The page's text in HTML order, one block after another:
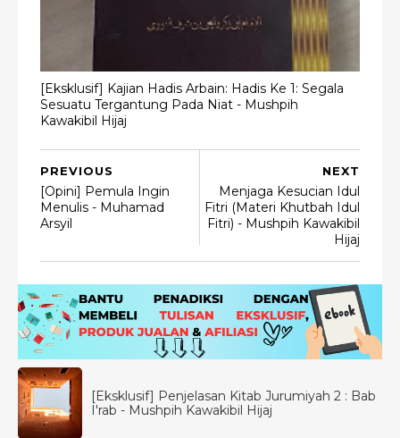
[Eksklusif] Kajian Hadis Arbain: Hadis Ke 1: Segala
Sesuatu Tergantung Pada Niat - Mushpih
Kawakibil Hijaj
NEXT
Menjaga Kesucian Idul
Fitri (Materi Khutbah Idul
Fitri) - Mushpih Kawakibil
Hijaj
PREVIOUS
[Opini] Pemula Ingin
Menulis - Muhamad
Arsyil
[Eksklusif] Penjelasan Kitab Jurumiyah 2 : Bab
I'rab - Mushpih Kawakibil Hijaj